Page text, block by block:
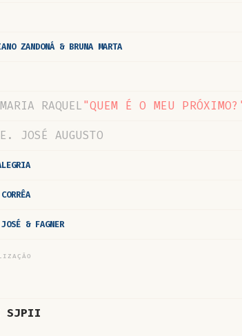
ZANDONÁ & BRUNA MARTA
RAQUEL "QUEM É O MEU
JOSÉ AUGUSTO
& FAGNER
SJPII